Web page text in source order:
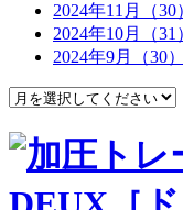
2024年11月（30
2024年10月（31
2024年9月（30）